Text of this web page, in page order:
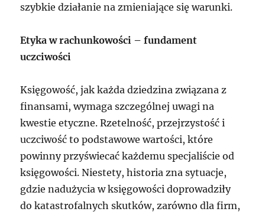
szybkie działanie na zmieniające się warunki.
Etyka w rachunkowości – fundament
uczciwości
Księgowość, jak każda dziedzina związana z
finansami, wymaga szczególnej uwagi na
kwestie etyczne. Rzetelność, przejrzystość i
uczciwość to podstawowe wartości, które
powinny przyświecać każdemu specjaliście od
księgowości. Niestety, historia zna sytuacje,
gdzie nadużycia w księgowości doprowadziły
do katastrofalnych skutków, zarówno dla firm,